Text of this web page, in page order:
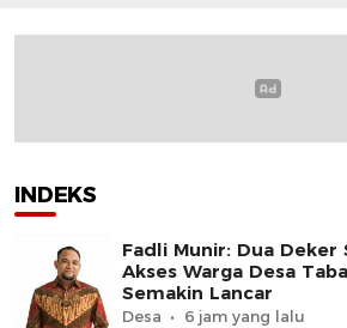
INDEKS
Fadli Munir: Dua Deker
Akses Warga Desa
Semakin Lancar
Desa 6 jam yang lalu